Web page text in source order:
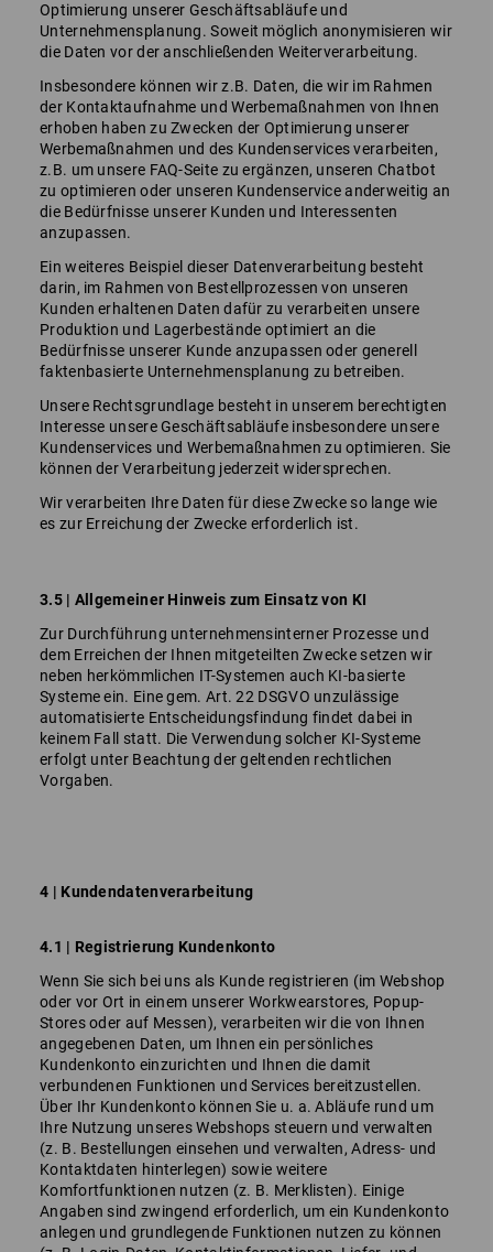
Optimierung unserer Geschäftsabläufe und
Unternehmensplanung. Soweit möglich anonymisieren wir
die Daten vor der anschließenden Weiterverarbeitung.
Insbesondere können wir z.B. Daten, die wir im Rahmen
der Kontaktaufnahme und Werbemaßnahmen von Ihnen
erhoben haben zu Zwecken der Optimierung unserer
Werbemaßnahmen und des Kundenservices verarbeiten,
z.B. um unsere FAQ-Seite zu ergänzen, unseren Chatbot
zu optimieren oder unseren Kundenservice anderweitig an
die Bedürfnisse unserer Kunden und Interessenten
anzupassen.
Ein weiteres Beispiel dieser Datenverarbeitung besteht
darin, im Rahmen von Bestellprozessen von unseren
Kunden erhaltenen Daten dafür zu verarbeiten unsere
Produktion und Lagerbestände optimiert an die
Bedürfnisse unserer Kunde anzupassen oder generell
faktenbasierte Unternehmensplanung zu betreiben.
Unsere Rechtsgrundlage besteht in unserem berechtigten
Interesse unsere Geschäftsabläufe insbesondere unsere
Kundenservices und Werbemaßnahmen zu optimieren. Sie
können der Verarbeitung jederzeit widersprechen.
Wir verarbeiten Ihre Daten für diese Zwecke so lange wie
es zur Erreichung der Zwecke erforderlich ist.
3.5 | Allgemeiner Hinweis zum Einsatz von KI
Zur Durchführung unternehmensinterner Prozesse und
dem Erreichen der Ihnen mitgeteilten Zwecke setzen wir
neben herkömmlichen IT-Systemen auch KI-basierte
Systeme ein. Eine gem. Art. 22 DSGVO unzulässige
automatisierte Entscheidungsfindung findet dabei in
keinem Fall statt. Die Verwendung solcher KI-Systeme
erfolgt unter Beachtung der geltenden rechtlichen
Vorgaben.
4 | Kundendatenverarbeitung
4.1 | Registrierung Kundenkonto
Wenn Sie sich bei uns als Kunde registrieren (im Webshop
oder vor Ort in einem unserer Workwearstores, Popup-
Stores oder auf Messen), verarbeiten wir die von Ihnen
angegebenen Daten, um Ihnen ein persönliches
Kundenkonto einzurichten und Ihnen die damit
verbundenen Funktionen und Services bereitzustellen.
Über Ihr Kundenkonto können Sie u. a. Abläufe rund um
Ihre Nutzung unseres Webshops steuern und verwalten
(z. B. Bestellungen einsehen und verwalten, Adress- und
Kontaktdaten hinterlegen) sowie weitere
Komfortfunktionen nutzen (z. B. Merklisten). Einige
Angaben sind zwingend erforderlich, um ein Kundenkonto
anlegen und grundlegende Funktionen nutzen zu können